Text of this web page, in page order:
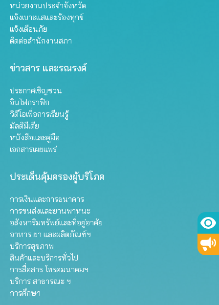
หน่วยงานประจำจังหวัด
แจ้งเบาะแสและร้องทุกข์
แจ้งเตือนภัย
ติดต่อสำนักงานสภา
ข่าวสาร และรณรงค์
ประกาศเชิญชวน
อินโฟกราฟิก
วิดีโอเพื่อการเรียนรู้
มัลติมีเดีย
หนังสือและคู่มือ
เอกสารเผยแพร่
ประเด็นคุ้มครองผู้บริโภค
การเงินและการธนาคาร
การขนส่งและยานพาหนะ
อสังหาริมทรัพย์และที่อยู่อาศัย
อาหาร ยา และผลิตภัณฑ์ฯ
บริการสุขภาพ
สินค้าและบริการทั่วไป
การสื่อสาร โทรคมนาคมฯ
บริการ สาธารณะ ฯ
การศึกษา